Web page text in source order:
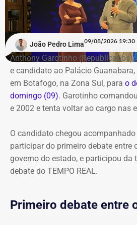
especial do TEMPO REAL pelo
transmissão e atualizações nos
com o pré-debate desde às 19h.
João Pedro Lima09/08/2026 19:30
Anthony Garotinho (Republicanos),
e candidato ao Palácio
em Botafogo, na Zona Sul, para o
domingo (09). Garotinho
e 2002 e tenta voltar ao cargo nas
O candidato chegou
participar do primeiro debate entre
governo do estado, e participou da
debate do TEMPO REAL.
Primeiro debate entre